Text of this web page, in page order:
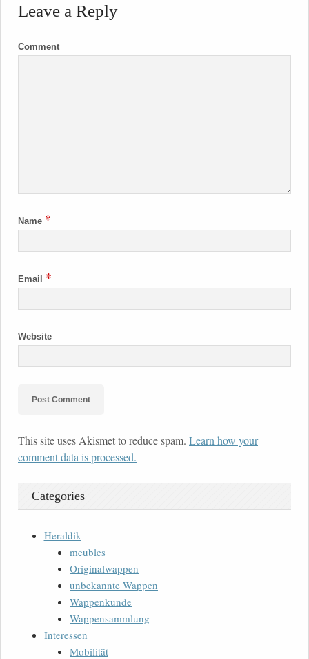
Leave a Reply
Comment
Name *
Email *
Website
This site uses Akismet to reduce spam. Learn how your
comment data is processed.
Categories
Heraldik
meubles
Originalwappen
unbekannte Wappen
Wappenkunde
Wappensammlung
Interessen
Mobilität